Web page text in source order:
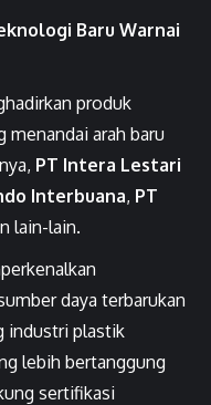
Baru Warnai
produk
arah baru
PT Intera Lestari
Interbuana, PT
lain-lain.
daya terbarukan
industri plastik
lebih bertanggung
sertifikasi